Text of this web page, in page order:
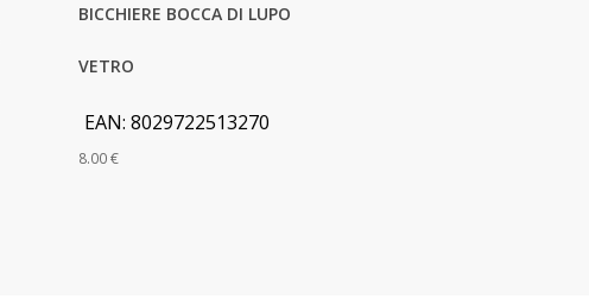
BICCHIERE BOCCA DI LUPO
VETRO
EAN:8029722513270
8.00€